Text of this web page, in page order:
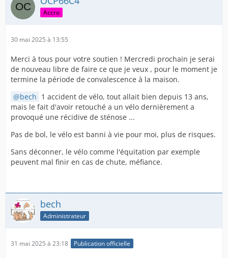
Accro
30 mai 2025 à 13:55
Merci à tous pour votre soutien ! Mercredi prochain je serai
de nouveau libre de faire ce que je veux , pour le moment je
termine la période de convalescence à la maison.
bech 1 accident de vélo, tout allait bien depuis 13 ans,
mais le fait d'avoir retouché a un vélo dernièrement a
provoqué une récidive de sténose ...
Pas de bol, le vélo est banni à vie pour moi, plus de risques.
Sans déconner, le vélo comme l'équitation par exemple
peuvent mal finir en cas de chute, méfiance.
bech
Administrateur
31 mai 2025 à 23:18 Publication officielle